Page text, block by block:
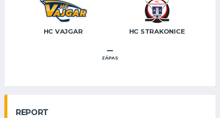
HC VAJGAR HC STRAKONICE
–
ZÁPAS
REPORT